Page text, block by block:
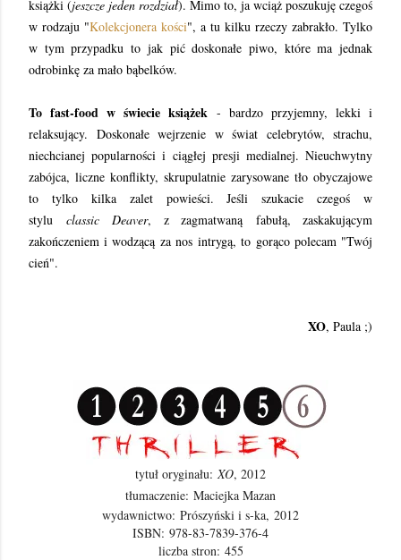
książki (jeszcze jeden rozdział). Mimo to, ja wciąż poszukuję czegoś
w rodzaju "Kolekcjonera kości", a tu kilku rzeczy zabrakło. Tylko
w tym przypadku to jak pić doskonałe piwo, które ma jednak
odrobinkę za mało bąbelków.
To fast-food w świecie książek - bardzo przyjemny, lekki i
relaksujący. Doskonałe wejrzenie w świat celebrytów, strachu,
niechcianej popularności i ciągłej presji medialnej. Nieuchwytny
zabójca, liczne konflikty, skrupulatnie zarysowane tło obyczajowe
to tylko kilka zalet powieści. Jeśli szukacie czegoś w
stylu classic Deaver, z zagmatwaną fabułą, zaskakującym
zakończeniem i wodzącą za nosintrygą, to gorąco polecam "Twój
cień".
XO, Paula ;)
tytuł oryginału: XO, 2012
tłumaczenie: Maciejka Mazan
wydawnictwo: Prószyński i s-ka, 2012
ISBN: 978-83-7839-376-4
liczba stron: 455